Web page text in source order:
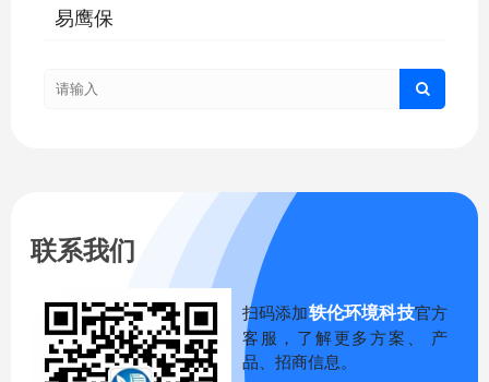
易鹰保
联系我们
扫码添加轶伦环境科技官方
客服，了解更多方案、 产
品、招商信息。